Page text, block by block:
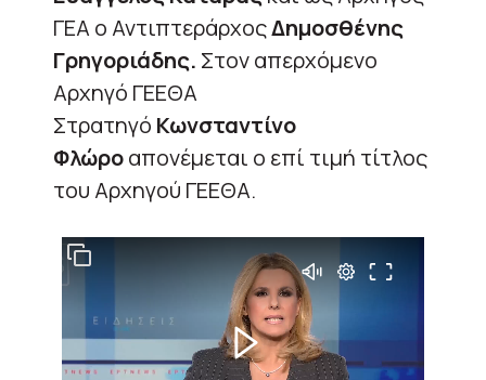
ΓΕΑ ο ΑντιπτεράρχοςΔημοσθένης
Γρηγοριάδης. Στον απερχόμενο
Αρχηγό ΓΕΕΘΑ
Στρατηγό Κωνσταντίνο
Φλώροαπονέμεται ο επί τιμή τίτλος
του Αρχηγού ΓΕΕΘΑ.